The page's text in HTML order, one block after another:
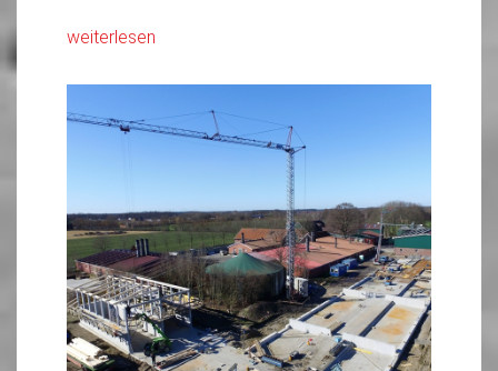
weiterlesen